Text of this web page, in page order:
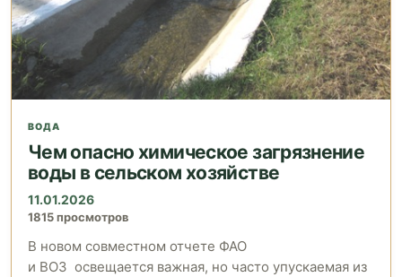
ВОДА
Чем опасно химическое загрязнение
воды в сельском хозяйстве
11.01.2026
1815 просмотров
В новом совместном отчете ФАО
и ВОЗ освещается важная, но часто упускаемая из